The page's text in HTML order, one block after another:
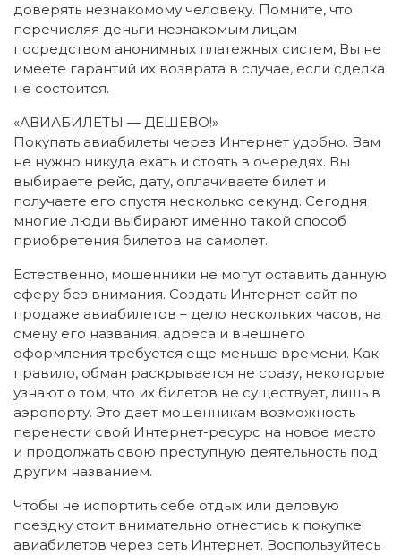
доверять незнакомому человеку. Помните, что
перечисляя деньги незнакомым лицам
посредством анонимных платежных систем, Вы не
имеете гарантий их возврата в случае, если сделка
не состоится.
«АВИАБИЛЕТЫ — ДЕШЕВО!»
Покупать авиабилеты через Интернет удобно. Вам
не нужно никуда ехать и стоять в очередях. Вы
выбираете рейс, дату, оплачиваете билет и
получаете его спустя несколько секунд. Сегодня
многие люди выбирают именно такой способ
приобретения билетов на самолет.
Естественно, мошенники не могут оставить данную
сферу без внимания. Создать Интернет-сайт по
продаже авиабилетов – дело нескольких часов, на
смену его названия, адреса и внешнего
оформления требуется еще меньше времени. Как
правило, обман раскрывается не сразу, некоторые
узнают о том, что их билетов не существует, лишь в
аэропорту. Это дает мошенникам возможность
перенести свой Интернет-ресурс на новое место
и продолжать свою преступную деятельность под
другим названием.
Чтобы не испортить себе отдых или деловую
поездку стоит внимательно отнестись к покупке
авиабилетов через сеть Интернет. Воспользуйтесь